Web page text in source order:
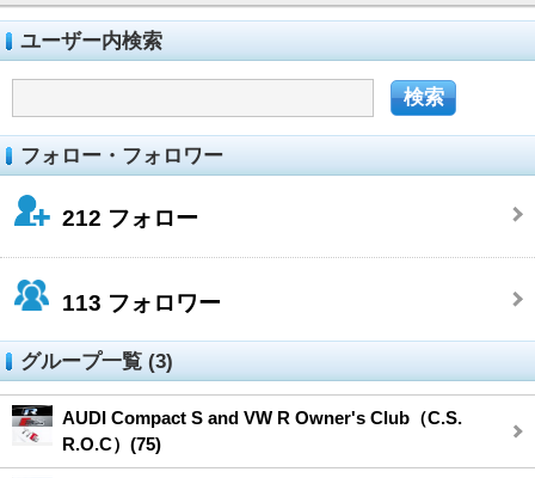
ユーザー内検索
フォロー・フォロワー
212 フォロー
113 フォロワー
グループ一覧 (3)
AUDI Compact S and VW R Owner's Club（C.S.
R.O.C）(75)